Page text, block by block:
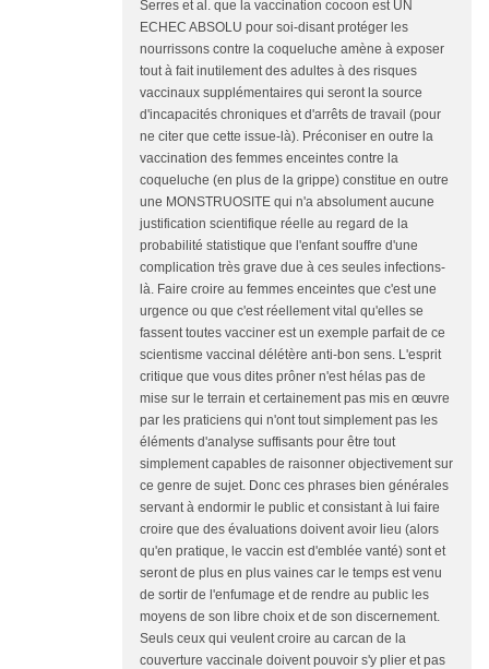
Serres et al. que la vaccination cocoon est UN
ECHEC ABSOLU pour soi-disant protéger les
nourrissons contre la coqueluche amène à exposer
tout à fait inutilement des adultes à des risques
vaccinaux supplémentaires qui seront la source
d'incapacités chroniques et d'arrêts de travail (pour
ne citer que cette issue-là). Préconiser en outre la
vaccination des femmes enceintes contre la
coqueluche (en plus de la grippe) constitue en outre
une MONSTRUOSITE qui n'a absolument aucune
justification scientifique réelle au regard de la
probabilité statistique que l'enfant souffre d'une
complication très grave due à ces seules infections-
là. Faire croire au femmes enceintes que c'est une
urgence ou que c'est réellement vital qu'elles se
fassent toutes vacciner est un exemple parfait de ce
scientisme vaccinal délétère anti-bon sens. L'esprit
critique que vous dites prôner n'est hélas pas de
mise sur le terrain et certainement pas mis en œuvre
par les praticiens qui n'ont tout simplement pas les
éléments d'analyse suffisants pour être tout
simplement capables de raisonner objectivement sur
ce genre de sujet. Donc ces phrases bien générales
servant à endormir le public et consistant à lui faire
croire que des évaluations doivent avoir lieu (alors
qu'en pratique, le vaccin est d'emblée vanté) sont et
seront de plus en plus vaines car le temps est venu
de sortir de l'enfumage et de rendre au public les
moyens de son libre choix et de son discernement.
Seuls ceux qui veulent croire au carcan de la
couverture vaccinale doivent pouvoir s'y plier et pas